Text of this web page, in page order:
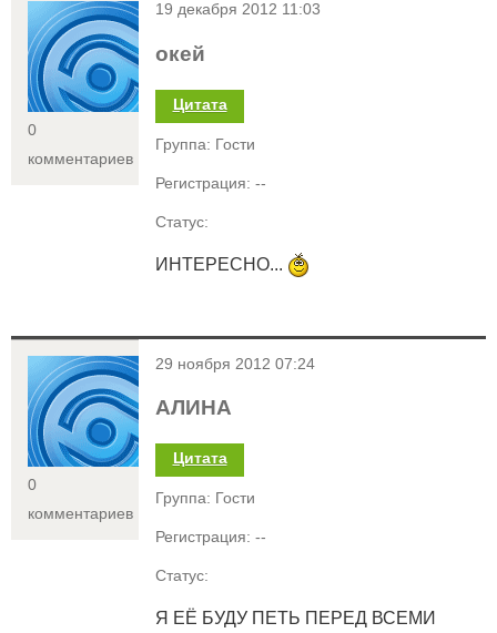
<
0
комментариев
19 декабря 2012 11:03
окей
Цитата
Группа: Гости
Регистрация: --
Статус:
ИНТЕРЕСНО...
<
0
комментариев
29 ноября 2012 07:24
АЛИНА
Цитата
Группа: Гости
Регистрация: --
Статус:
Я ЕЁ БУДУ ПЕТЬ ПЕРЕД ВСЕМИ